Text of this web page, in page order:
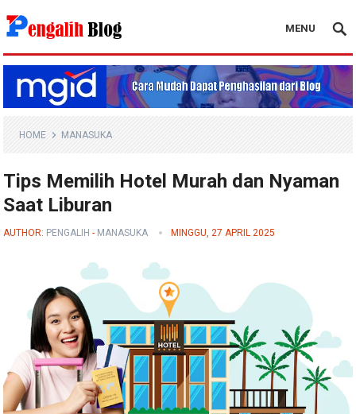
Pengalih Blog
MENU
HOME MANASUKA
Tips Memilih Hotel Murah dan Nyaman
Saat Liburan
AUTHOR: PENGALIH - MANASUKA MINGGU, 27 APRIL 2025